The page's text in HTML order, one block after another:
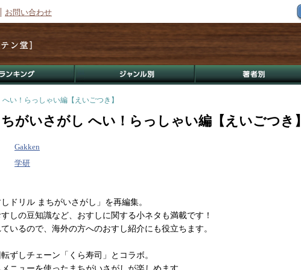
お問い合わせ
い！らっしゃい編【えいごつき】
がいさがし へい！らっしゃい編【えいごつき】
Gakken
学研
ドリル まちがいさがし」を再編集。
しの豆知識など、おすしに関する小ネタも満載です！
いるので、海外の方へのおすし紹介にも役立ちます。
ずしチェーン「くら寿司」とコラボ。